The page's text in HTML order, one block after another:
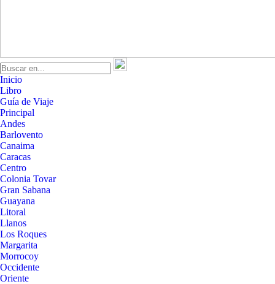
Inicio
Libro
Guía de Viaje
Principal
Andes
Barlovento
Canaima
Caracas
Centro
Colonia Tovar
Gran Sabana
Guayana
Litoral
Llanos
Los Roques
Margarita
Morrocoy
Occidente
Oriente